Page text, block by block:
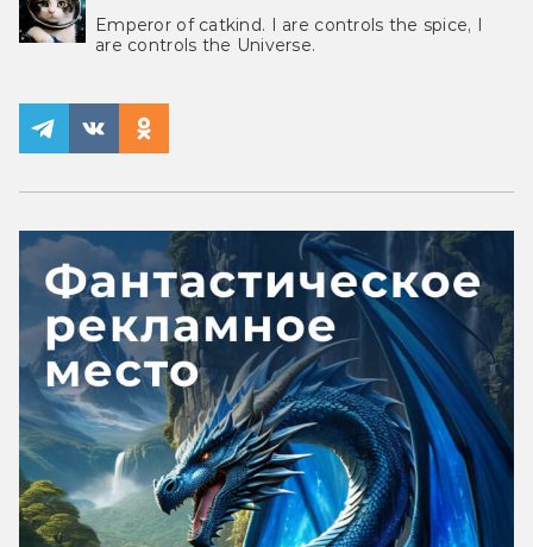
Emperor of catkind. I are controls the spice, I
are controls the Universe.